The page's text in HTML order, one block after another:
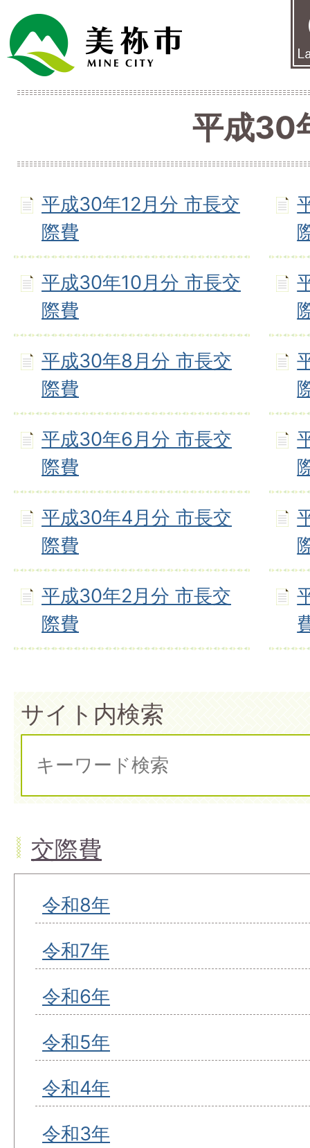
平成30
平成30年12月分 市長交
際費
平成30年10月分 市長交
際費
平成30年8月分 市長交
際費
平成30年6月分 市長交
際費
平成30年4月分 市長交
際費
平成30年2月分 市長交
際費
サイト内検索
交際費
令和8年
令和7年
令和6年
令和5年
令和4年
令和3年